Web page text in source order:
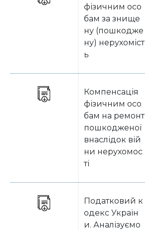
фізичним осо
бам за знище
ну (пошкодже
ну) нерухоміст
ь
Компенсація
фізичним осо
бам на ремонт
пошкодженої
внаслідок вій
ни нерухомос
ті
Податковий к
одекс Україн
и. Аналізуємо